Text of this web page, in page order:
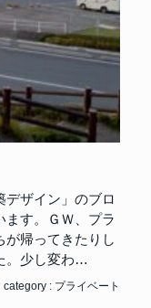
デザイン」のブロ
ます。ＧＷ、プラ
が帰ってきたりし
。少し変わ…
category : プライベート